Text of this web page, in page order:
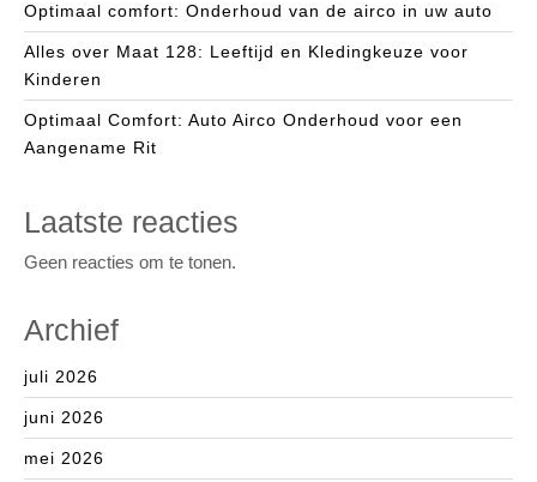
Optimaal comfort: Onderhoud van de airco in uw auto
Alles over Maat 128: Leeftijd en Kledingkeuze voor
Kinderen
Optimaal Comfort: Auto Airco Onderhoud voor een
Aangename Rit
Laatste reacties
Geen reacties om te tonen.
Archief
juli 2026
juni 2026
mei 2026